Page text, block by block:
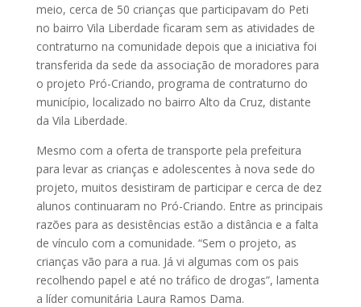
meio, cerca de 50 crianças que participavam do Peti
no bairro Vila Li­­­berdade ficaram sem as atividades de
contraturno na comunidade depois que a iniciativa foi
transferida da sede da associação de moradores para
o projeto Pró-Criando, programa de contraturno do
município, localizado no bairro Alto da Cruz, distante
da Vila Liberdade.
Mesmo com a oferta de transporte pela prefeitura
para levar as crianças e adolescentes à nova sede do
projeto, muitos desistiram de participar e cerca de dez
alunos continuaram no Pró-Criando. Entre as principais
razões para as desistências estão a distância e a falta
de vínculo com a comunidade. “Sem o projeto, as
crianças vão para a rua. Já vi algumas com os pais
recolhendo papel e até no tráfico de drogas”, lamenta
a líder comunitária Laura Ramos Dama.